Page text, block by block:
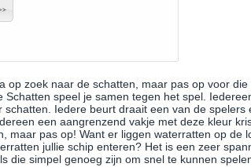
op zoek naar de schatten, maar pas op voor die
speel je samen tegen het spel.
Iedere beurt draait een van de spelers
een aangrenzend vakje met deze kleur
maar pas op! Want er liggen waterratten op de
jullie schip enteren? Het is een zeer
die simpel genoeg zijn om snel te kunnen